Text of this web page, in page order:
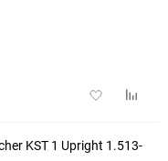
Добавить
KST 1 Upright 1.513-